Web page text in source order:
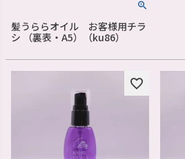
髪うららオイル お客様用チラ
シ （裏表・A5）（ku86）